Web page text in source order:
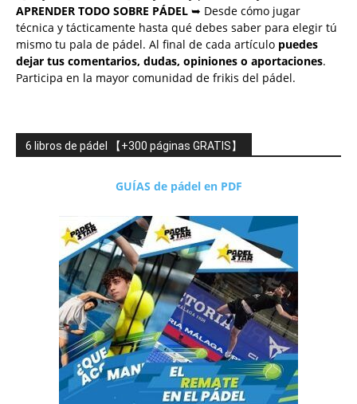
APRENDER TODO SOBRE PÁDEL ➥ Desde cómo jugar
técnica y tácticamente hasta qué debes saber para elegir tú
mismo tu pala de pádel. Al final de cada artículo puedes
dejar tus comentarios, dudas, opiniones o aportaciones.
Participa en la mayor comunidad de frikis del pádel.
6 libros de pádel 【+300 páginas GRATIS】
GUÍAS de pádel en PDF